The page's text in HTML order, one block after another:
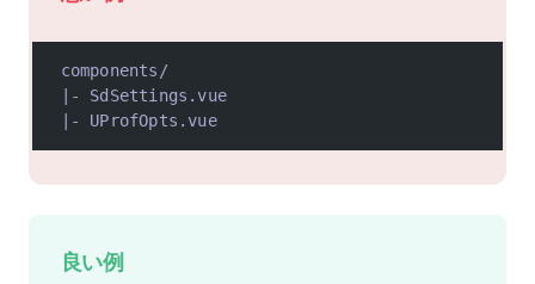
components/
|- SdSettings.vue
|- UProfOpts.vue
良い例